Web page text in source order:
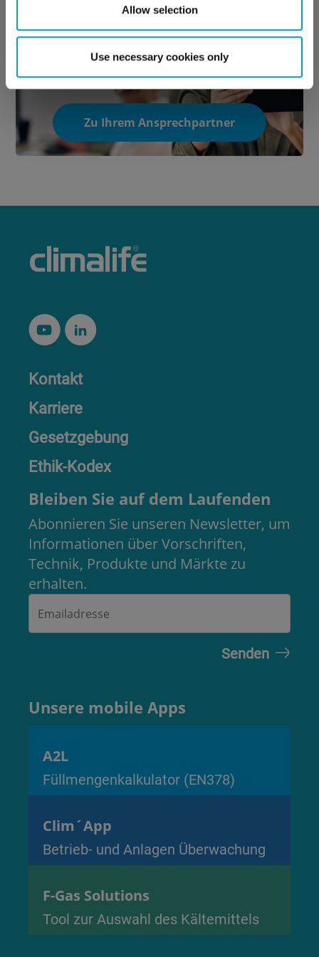
Allow selection
Use necessary cookies only
Zu Ihrem Ansprechpartner
Kontakt
Karriere
Gesetzgebung
Ethik-Kodex
Bleiben Sie auf dem Laufenden
Abonnieren Sie unseren Newsletter, um
Informationen über Vorschriften,
Technik, Produkte und Märkte zu
erhalten.
Unsere mobile Apps
A2L
Füllmengenkalkulator (EN378)
Clim´App
Betrieb- und Anlagen Überwachung
F-Gas Solutions
Tool zur Auswahl des Kältemittels